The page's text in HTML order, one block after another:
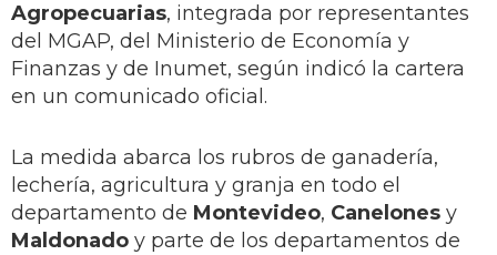
Agropecuarias, integrada por representantes
del MGAP, del Ministerio de Economía y
Finanzas y de Inumet, según indicó la cartera
en un comunicado oficial.
La medida abarca los rubros de ganadería,
lechería, agricultura y granja en todo el
departamento de Montevideo, Canelones y
Maldonado y parte de los departamentos de